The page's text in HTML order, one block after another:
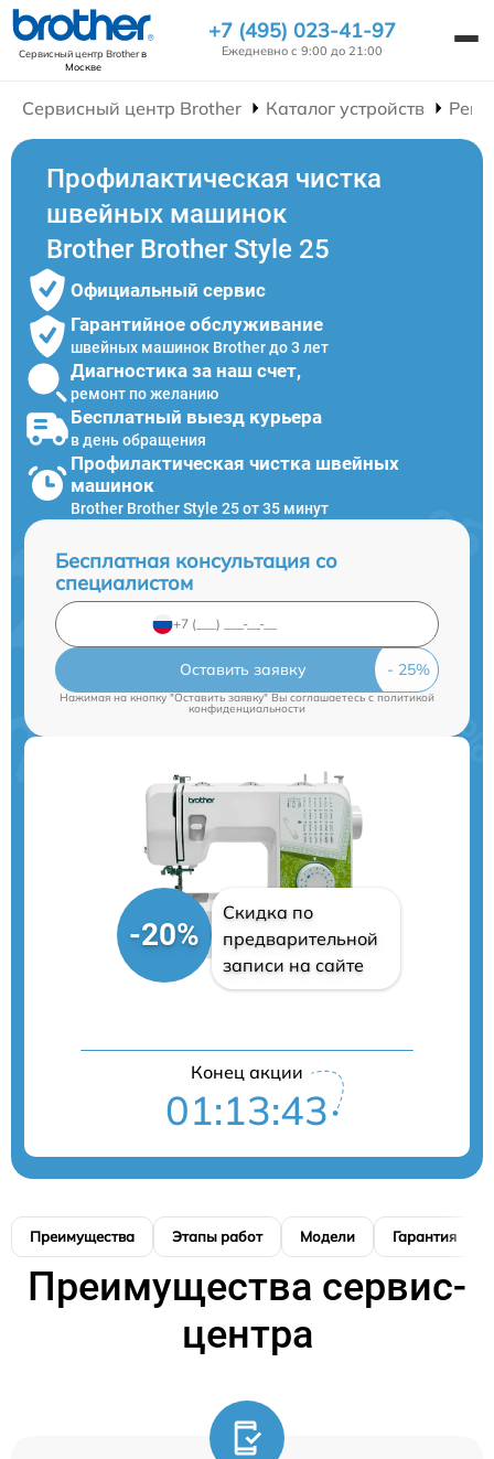
Сервисный центр Brotherв
Москве
+7 (495) 023-41-97
Ежедневно с 9:00 до 21:00
Сервисный центр Brother Каталог устройств
Профилактическая чистка
швейных машинок
Brother Brother Style 25
Официальный сервис
Гарантийное обслуживание
швейных машинок Brother до 3 лет
Диагностика за наш счет,
ремонт по желанию
Бесплатный выезд курьера
в день обращения
Профилактическая чистка швейных
машинок
Brother Brother Style 25 от 35 минут
Бесплатная консультация со
специалистом
Оставить заявку
Нажимая на кнопку "Оставить заявку" Вы соглашаетесь cполитикой
конфиденциальности
-20%
Скидка по
предварительной
записи на сайте
Конец акции
01:13:42
Преимущества Этапы работ Модели Гарантия
Преимущества сервис-
центра